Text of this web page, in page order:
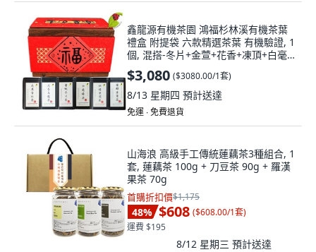
鑫龍源有機茶園 鴻福杉林溪有機茶葉
禮盒 附提袋 六款精選茶葉 有機驗證, 1
個, 混搭-冬片+金萱+花香+凍頂+白毫
+紅茶, 茶葉280g
$3,080 ($3080.00/1套)
8/13 星期四 預計送達
免運 ∙ 免費退貨
山海浪 高級手工傳統蓮藕茶3種組合, 1
套, 蓮藕茶 100g + 刀豆茶 90g + 羅漢
果茶 70g
首購折扣價$1,175
48% $608 ($608.00/1套)
運費 $195
8/12 星期三 預計送達